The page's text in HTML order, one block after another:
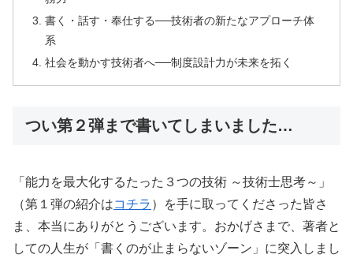
書く・話す・奉仕する──技術者の新たなアプローチ体
系
社会を動かす技術者へ──制度設計力が未来を拓く
つい第２弾まで書いてしまいました…
「能力を最大化するたった３つの技術 ～技術士思考～」
（第１弾の紹介はコチラ ）を手に取ってくださった皆さ
ま、本当にありがとうございます。おかげさまで、著者と
しての人生が「書くのが止まらないゾーン」に突入しまし